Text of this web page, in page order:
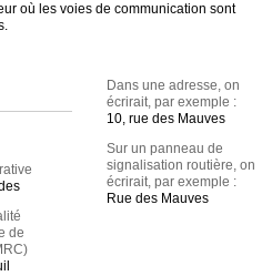
où les voies de communication sont
de
Dans une adresse, on
écrirait, par exemple :
10, rue des Mauves
Sur un panneau de
signalisation routière, on
écrirait, par exemple :
Rue des Mauves